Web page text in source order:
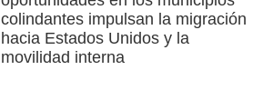
colindantes impulsan la migración
hacia Estados Unidos y la
movilidad interna